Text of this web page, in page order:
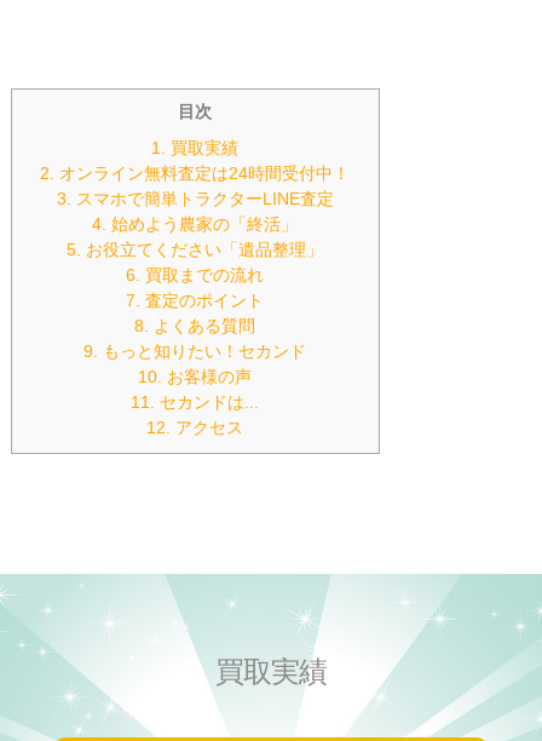
目次
1. 買取実績
2. オンライン無料査定は24時間受付中！
3. スマホで簡単トラクターLINE査定
4. 始めよう農家の「終活」
5. お役立てください「遺品整理」
6. 買取までの流れ
7. 査定のポイント
8. よくある質問
9. もっと知りたい！セカンド
10. お客様の声
11. セカンドは...
12. アクセス
買取実績